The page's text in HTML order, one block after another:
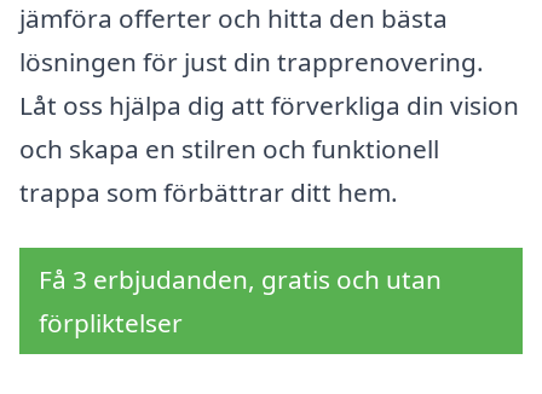
jämföra offerter och hitta den bästa
lösningen för just din trapprenovering.
Låt oss hjälpa dig att förverkliga din vision
och skapa en stilren och funktionell
trappa som förbättrar ditt hem.
Få 3 erbjudanden, gratis och utan
förpliktelser